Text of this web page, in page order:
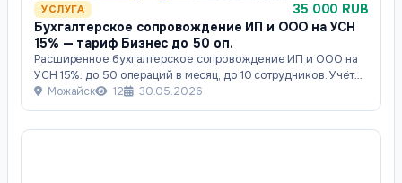
УСЛУГА
35 000 RUB
Бухгалтерское сопровождение ИП и ООО на УСН
15% — тариф Бизнес до 50 оп.
Расширенное бухгалтерское сопровождение ИП и ООО на
УСН 15%: до 50 операций в месяц, до 10 сотрудников. Учёт
доходов и расходов, зарплата, в
Можайск 12 30.05.2026